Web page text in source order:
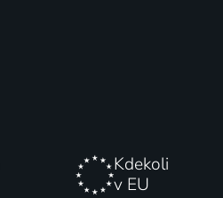
Kdekoli
v EU